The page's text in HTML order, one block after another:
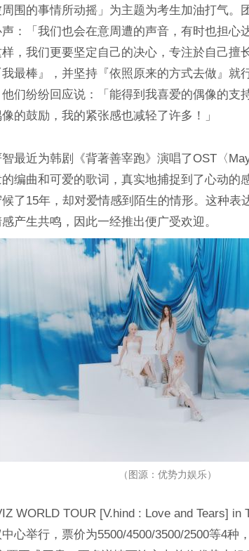
围的事情所动摇」为主题为考生加油打气。
：「我们也会在意周遭的声音，有时也担心
，我们更要坚定自己的决心，专注於自己擅
最棒』，并坚持『依照原来的方式去做』就
们纷纷回应说：「能得到我喜爱的偶像的支
像的鼓励，我的紧张感也减轻了许多！」
最近为韩剧《背著善宰跑》演唱了OST〈
的编曲和可爱的歌词，真实地捕捉到了心动的
了15年，却对爱情感到陌生的情形。这种表
产生共鸣，因此一经推出便广受欢迎。
（图源：优势力娱乐）
WORLD TOUR [V.hind : Love and Tears] in
心举行，票价为5500/4500/3500/2500等4种